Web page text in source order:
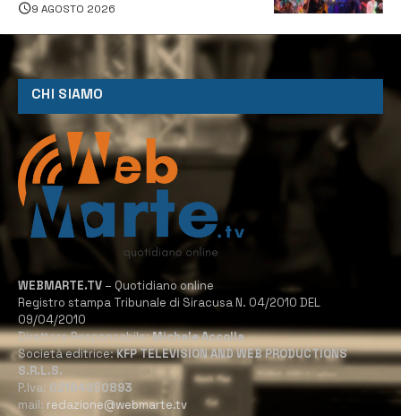
9 AGOSTO 2026
CHI SIAMO
WEBMARTE.TV – Quotidiano online
Registro stampa Tribunale di Siracusa N. 04/2010 DEL
09/04/2010
Direttore Responsabile:Michele Accolla
Società editrice:KFP TELEVISION AND WEB PRODUCTIONS
S.R.L.S.
P.Iva: 02184950893
mail: redazione@webmarte.tv